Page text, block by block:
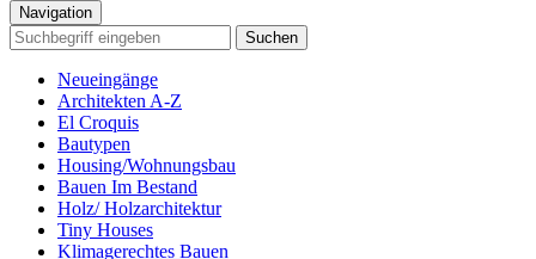
Navigation
Suchen
Neueingänge
Architekten A-Z
El Croquis
Bautypen
Housing/Wohnungsbau
Bauen Im Bestand
Holz/ Holzarchitektur
Tiny Houses
Klimagerechtes Bauen